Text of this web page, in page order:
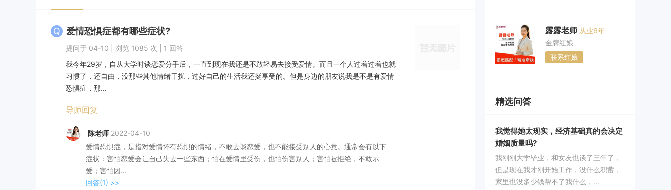
Q 爱情恐惧症都有哪些症状?
提问于 04-10 | 浏览 1085 次 | 1 回答
我今年29岁，自从大学时谈恋爱分手后，一直到现在我还是不敢轻易去接受爱情。而且一个人过着过着也就
习惯了，还自由，没那些其他情绪干扰，过好自己的生活我还挺享受的。但是身边的朋友说我是不是有爱情
恐惧症，那...
导师回复
陈老师 2022-04-10
爱情恐惧症，是指对爱情怀有恐惧的情绪，不敢去谈恋爱，也不能接受别人的心意。通常会有以下
症状：害怕恋爱会让自己失去一些东西；怕在爱情里受伤，也怕伤害别人；害怕被拒绝，不敢示
爱；害怕因...
回答(1) >>
露露老师 从业6年
金牌红娘
联系红娘
精选问答
我觉得她太现实，经济基础真的会决定
婚姻质量吗?
我刚刚大学毕业，和女友也谈了三年了，
但是现在我才刚开始工作，没什么积蓄，
家里也没多少钱帮不了我什么，...